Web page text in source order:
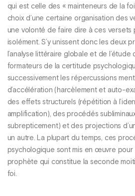
qui est celle des « mainteneurs de la
choix d’une certaine organisation des
une volonté de faire dire à ces versets
isolément. S’y unissent donc les deux
l’analyse littéraire globale et de l’étude
formateurs de la certitude
successivement les répercussions
d’accélération (harcèlement et auto-
des effets structurels (répétition à
amplification), des procédés
subrepticement) et des projections
un autre. La plupart du temps, ces
psychologique sont mis en œuvre pour
prophète qui constitue la seconde
foi.